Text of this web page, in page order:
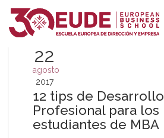
22
agosto
2017
12 tips de Desarrollo
Profesional para los
estudiantes de MBA